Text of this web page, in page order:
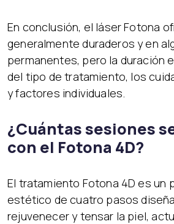
En conclusión, el láser Fotona
generalmente duraderos y en
permanentes, pero la duración
del tipo de tratamiento, los
y factores individuales.
¿Cuántas sesiones
con el Fotona 4D?
El tratamiento Fotona 4D es un
estético de cuatro pasos
rejuvenecer y tensar la piel,